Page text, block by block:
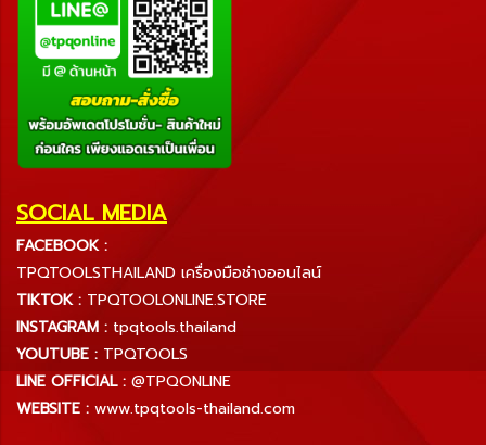
SOCIAL MEDIA
FACEBOOK :
TPQTOOLSTHAILAND เครื่องมือช่างออนไลน์
TIKTOK : TPQTOOLONLINE.STORE
INSTAGRAM : tpqtools.thailand
YOUTUBE : TPQTOOLS
LINE OFFICIAL : @TPQONLINE
WEBSITE : www.tpqtools-thailand.com